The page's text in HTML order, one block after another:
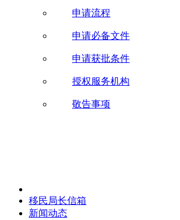
申请流程
申请必备文件
申请获批条件
授权服务机构
敬告事项
移民局长信箱
新闻动态